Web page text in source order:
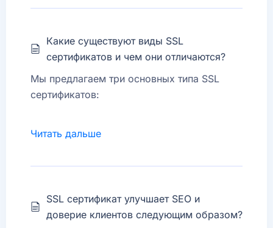
поисковые системы отдают предпочтение
безопасным сайтам.
Какие существуют виды SSL
сертификатов и чем они отличаются?
Мы предлагаем три основных типа SSL
сертификатов:
небольших сайтов и блогов, проверяет
для компаний, так как проверяет также и
идентичность организации.
Читать дальше
SSL сертификат улучшает SEO и
доверие клиентов следующим образом?